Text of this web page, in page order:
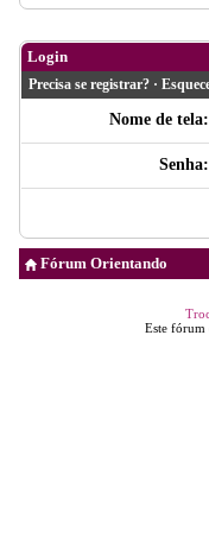
Login
Precisa se registrar? ·
Nome de tela:
Senha:
Fórum Orientando
Este fórum